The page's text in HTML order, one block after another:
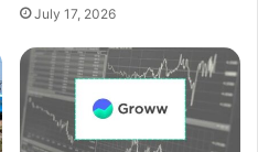
July 17, 2026